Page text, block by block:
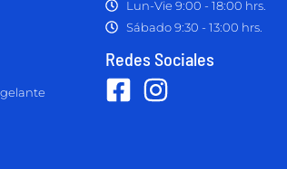
Lun-Vie 9:00 - 18:00 hrs.
Sábado 9:30 - 13:00 hrs.
Redes Sociales